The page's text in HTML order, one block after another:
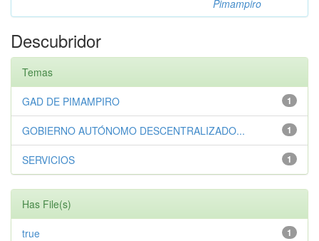
Pimampiro
Descubridor
Temas
1
GAD DE PIMAMPIRO
1
GOBIERNO AUTÓNOMO DESCENTRALIZADO...
1
SERVICIOS
Has File(s)
1
true